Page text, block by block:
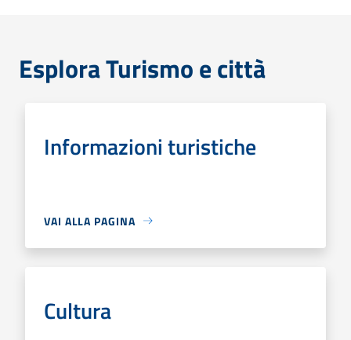
Esplora Turismo e città
Informazioni turistiche
VAI ALLA PAGINA
Cultura